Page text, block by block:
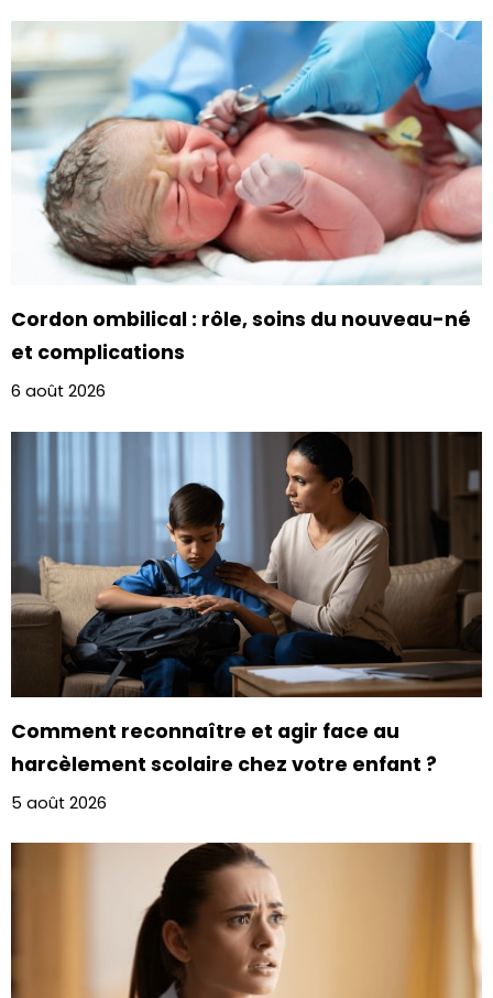
Cordon ombilical : rôle, soins du nouveau-né
et complications
6 août 2026
Comment reconnaître et agir face au
harcèlement scolaire chez votre enfant ?
5 août 2026